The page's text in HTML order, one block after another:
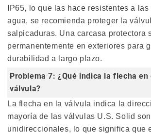
IP65, lo que las hace resistentes a
agua, se recomienda proteger la
salpicaduras. Una carcasa protectora
permanentemente en exteriores para
durabilidad a largo plazo.
Problema 7: ¿Qué indica la flecha
válvula?
La flecha en la válvula indica la
mayoría de las válvulas U.S. Solid son
unidireccionales, lo que significa que